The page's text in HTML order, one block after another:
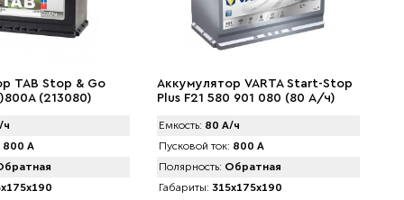
TAB Stop & Go
(213080)
800 А
Аккумулятор VARTA Start-Stop
Plus F21 580 901 080 (80 А/ч)
Емкость: 80 А/ч
Пусковой ток: 800 А
Полярность: Обратная
Габариты: 315x175x190